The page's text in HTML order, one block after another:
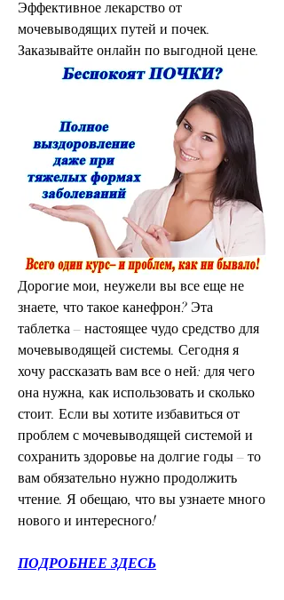
Эффективное лекарство от
мочевыводящих путей и почек.
Заказывайте онлайн по выгодной цене.
Дорогие мои, неужели вы все еще не
знаете, что такое канефрон? Эта
таблетка – настоящее чудо средство для
мочевыводящей системы. Сегодня я
хочу рассказать вам все о ней: для чего
она нужна, как использовать и сколько
стоит. Если вы хотите избавиться от
проблем с мочевыводящей системой и
сохранить здоровье на долгие годы – то
вам обязательно нужно продолжить
чтение. Я обещаю, что вы узнаете много
нового и интересного!
ПОДРОБНЕЕ ЗДЕСЬ